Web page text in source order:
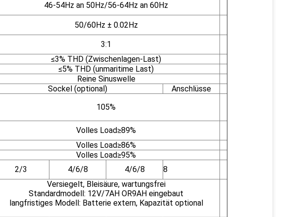
46-54Hz an 50Hz/56-64Hz an 60Hz
50/60Hz ± 0.02Hz
3:1
≤3% THD (Zwischenlagen-Last)
≤5% THD (unmaritime Last)
Reine Sinuswelle
Sockel (optional)
Anschlüsse
105%
Volles Load≥89%
Volles Load≥86%
Volles Load≥95%
2/3 4/6/8 4/6/8 8
Versiegelt, Bleisäure, wartungsfrei
Standardmodell: 12V/7AH OR9AH eingebaut
langfristiges Modell: Batterie extern, Kapazität optional